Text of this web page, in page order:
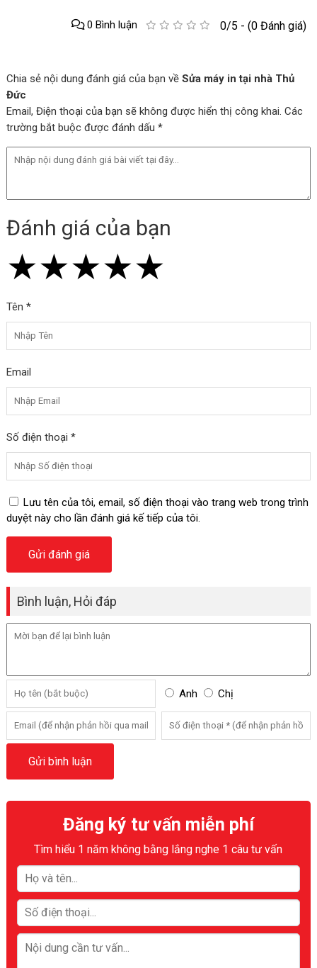
0/5 - (0 Đánh giá)
0 Bình luận
Chia sẻ nội dung đánh giá của bạn về Sửa máy in tại nhà Thủ
Đức
Email, Điện thoại của bạn sẽ không được hiển thị công khai. Các
trường bắt buộc được đánh dấu *
Đánh giá của bạn
★
★★
★★★
★★★★
★★★★★
Tên *
Email
Số điện thoại *
Lưu tên của tôi, email, số điện thoại vào trang web trong trình
duyệt này cho lần đánh giá kế tiếp của tôi.
Bình luận, Hỏi đáp
Anh Chị
Đăng ký tư vấn miễn phí
Tìm hiểu 1 năm không bằng lắng nghe 1 câu tư vấn